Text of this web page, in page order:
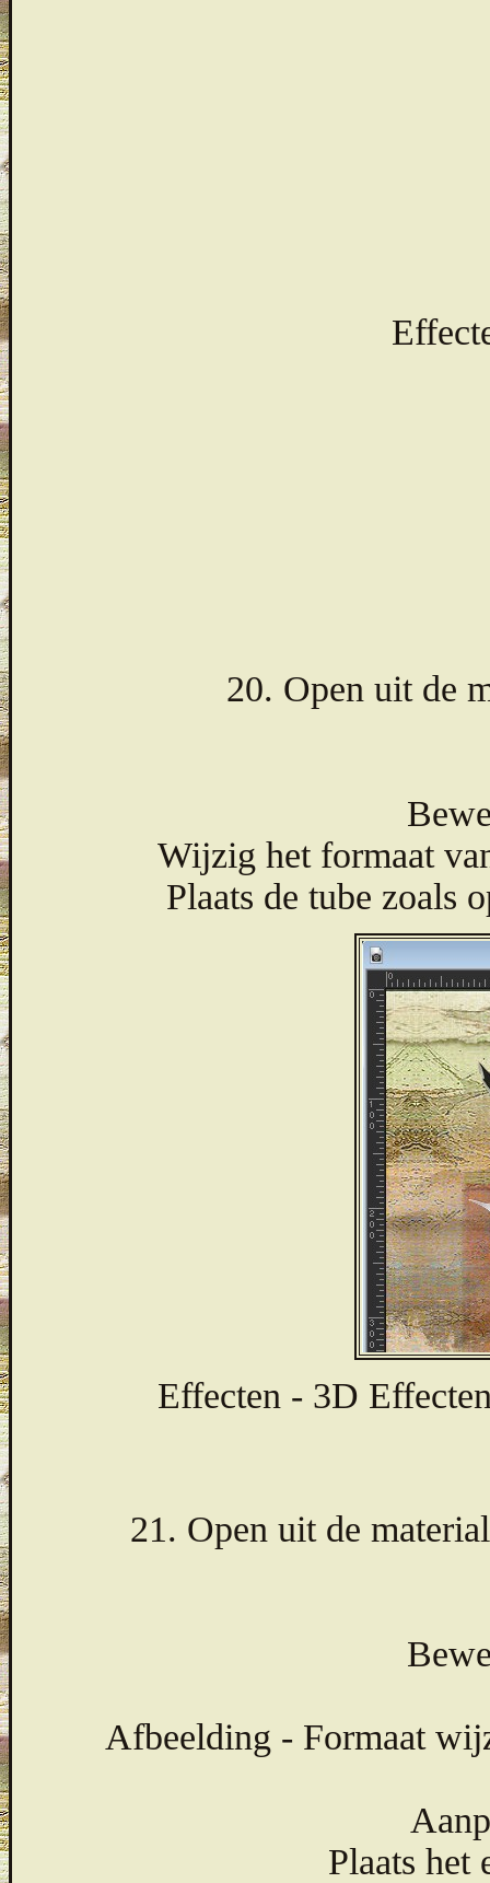
20. Open uit de
Wijzig het formaat
Plaats de tube zoals
Effecten - 3D
21. Open uit de
Afbeelding - Formaat
Plaats het